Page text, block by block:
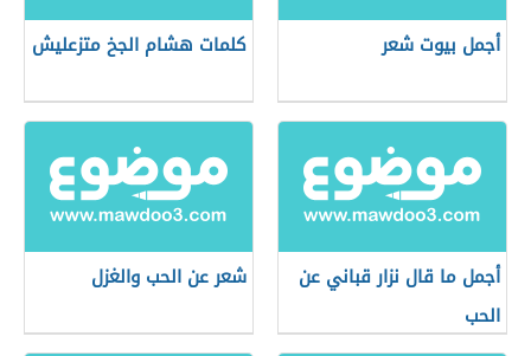
أجمل بيوت شعر كلمات هشام الجخ متزعليش
أجمل ما قال نزار قباني عن
الحب
شعر عن الحب والغزل